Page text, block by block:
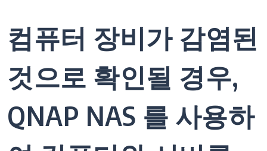
컴퓨터 장비가 감염된
것으로 확인될 경우,
QNAP NAS 를 사용하